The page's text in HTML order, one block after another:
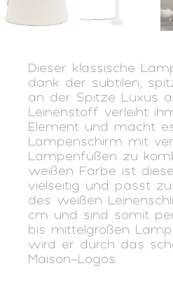
Dieser klassische
dank der subtilen,
an der Spitze Luxus
Leinenstoff verleiht
Element und macht
Lampenschirm mit
Lampenfüßen zu
weißen Farbe ist
vielseitig und passt
des weißen
cm und sind somit
bis mittelgroßen
wird er durch das
Maison-Logos.